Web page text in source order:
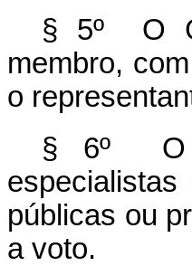
§ 5º O
membro,
o
§ 6º O
públicas ou
a voto.